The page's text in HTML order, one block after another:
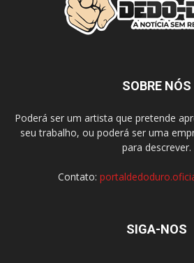
SOBRE NÓS
Poderá ser um artista que pretende
seu trabalho, ou poderá ser uma
para descrever.
Contato:
SIGA-NOS